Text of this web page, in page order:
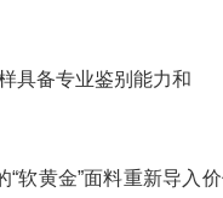
具备专业鉴别能力和
软黄金”面料重新导入